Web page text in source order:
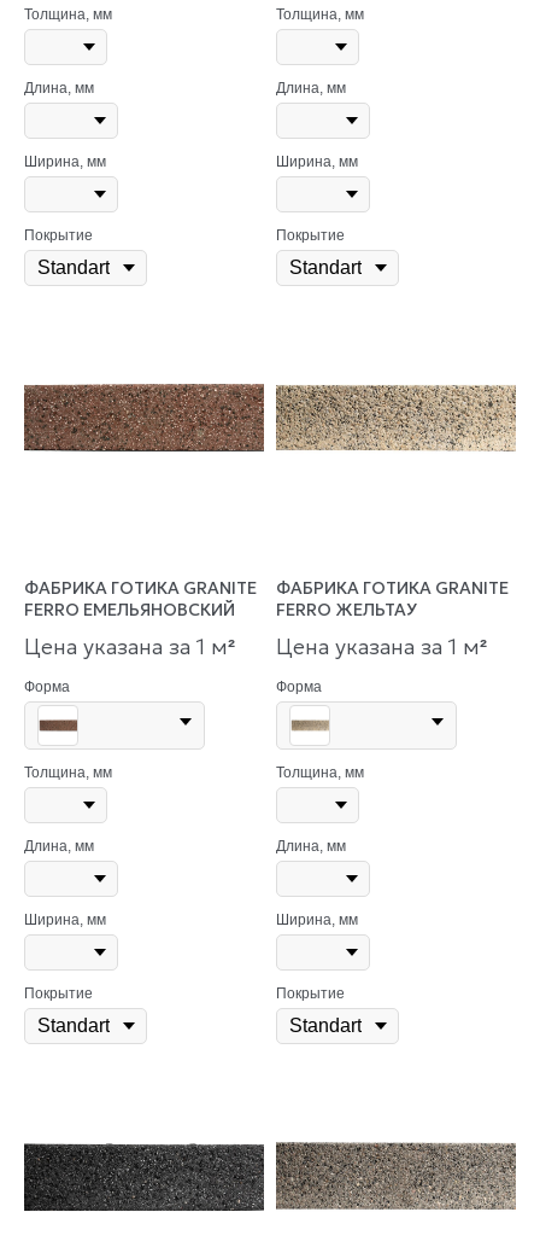
Толщина, мм
Длина, мм
Ширина, мм
Покрытие
Толщина, мм
Длина, мм
Ширина, мм
Покрытие
ФАБРИКА ГОТИКА GRANITE
FERRO ЕМЕЛЬЯНОВСКИЙ
Цена указана за 1 м²
Форма
Толщина, мм
Длина, мм
Ширина, мм
Покрытие
ФАБРИКА ГОТИКА GRANITE
FERRO ЖЕЛЬТАУ
Цена указана за 1 м²
Форма
Толщина, мм
Длина, мм
Ширина, мм
Покрытие